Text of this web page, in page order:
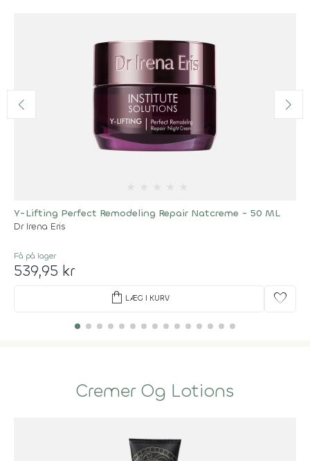
Y-Lifting Perfect Remodeling Repair Natcreme - 50 ML
Dr Irena Eris
Få på lager
539,95 kr
shopping_bag LÆG I KURV favorite
Cremer Og Lotions